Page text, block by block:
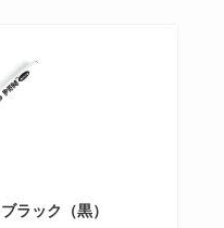
ラック（黒）